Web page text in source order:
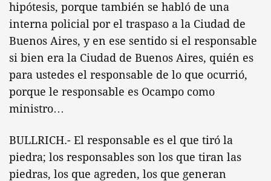
hipótesis, porque también se habló de una
interna policial por el traspaso a la Ciudad de
Buenos Aires, y en ese sentido si el responsable
si bien era la Ciudad de Buenos Aires, quién es
para ustedes el responsable de lo que ocurrió,
porque le responsable es Ocampo como
ministro…
BULLRICH.- El responsable es el que tiró la
piedra; los responsables son los que tiran las
piedras, los que agreden, los que generan